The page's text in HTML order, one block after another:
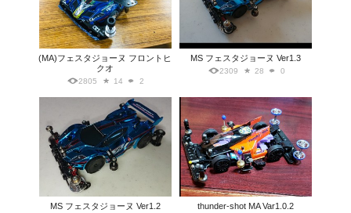
(MA)フェスタジョーヌ フロントヒ
クオ
2805 14 2
MS フェスタジョーヌ Ver1.3
2309 28 0
MS フェスタジョーヌ Ver1.2 thunder-shot MA Var1.0.2